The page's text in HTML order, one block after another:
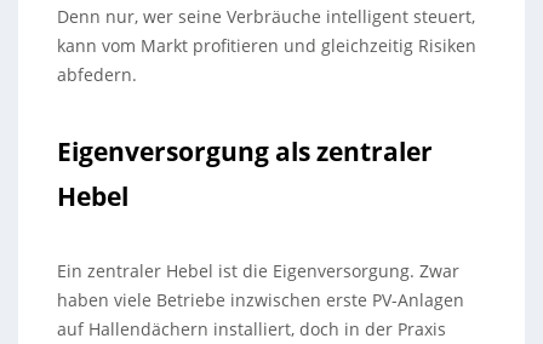
Denn nur, wer seine Verbräuche intelligent steuert,
kann vom Markt profitieren und gleichzeitig Risiken
abfedern.
Eigenversorgung als zentraler
Hebel
Ein zentraler Hebel ist die Eigenversorgung. Zwar
haben viele Betriebe inzwischen erste PV-Anlagen
auf Hallendächern installiert, doch in der Praxis